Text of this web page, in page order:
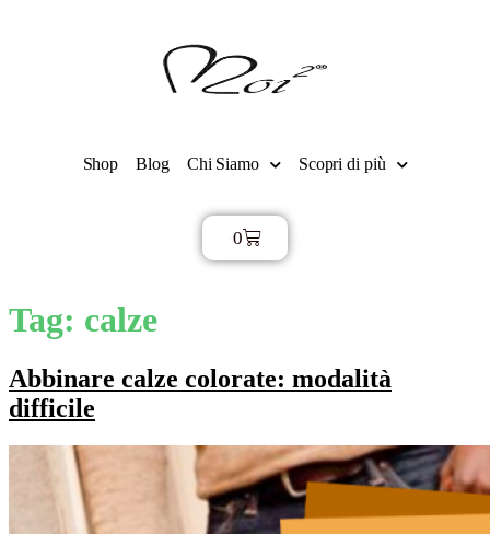
Shop Blog Chi Siamo Scopri di più
0
Tag: calze
Abbinare calze colorate: modalità
difficile